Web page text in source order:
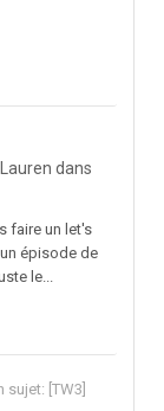
dans
faire un let's
épisode de
le...
sujet: [TW3]